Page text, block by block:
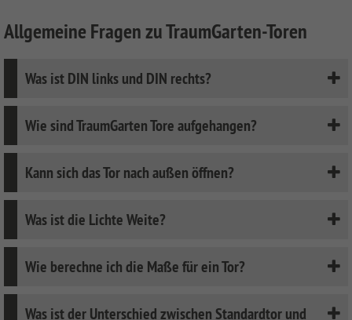
Allgemeine Fragen zu TraumGarten-Toren
Was ist DIN links und DIN rechts?
Wie sind TraumGarten Tore aufgehangen?
Kann sich das Tor nach außen öffnen?
Was ist die Lichte Weite?
Wie berechne ich die Maße für ein Tor?
Was ist der Unterschied zwischen Standardtor und